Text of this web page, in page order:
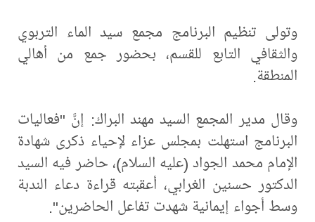
وتولى تنظيم البرنامج مجمع سيد الماء التربوي
والثقافي التابع للقسم، بحضور جمع من أهالي
المنطقة.
وقال مدير المجمع السيد مهند البراك: إنَّ "فعاليات
البرنامج استهلت بمجلس عزاء لإحياء ذكرى شهادة
الإمام محمد الجواد (عليه السلام)، حاضر فيه السيد
الدكتور حسنين الغرابي، أعقبته قراءة دعاء الندبة
وسط أجواء إيمانية شهدت تفاعل الحاضرين".